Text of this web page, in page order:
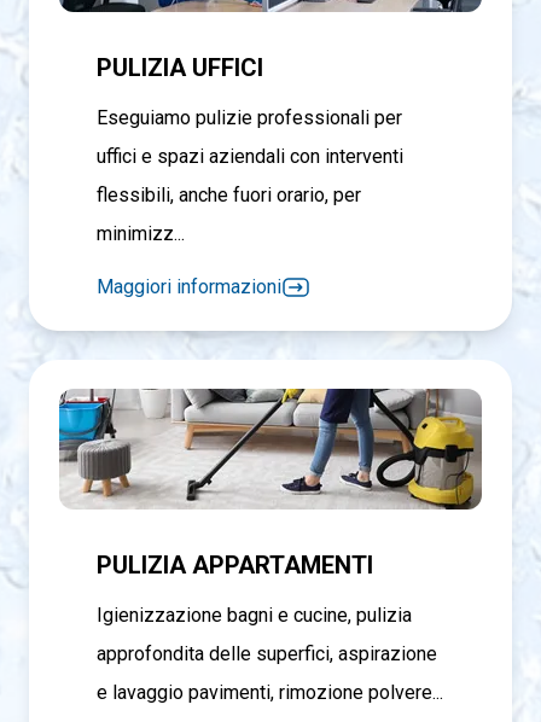
PULIZIA UFFICI
Eseguiamo pulizie professionali per
uffici e spazi aziendali con interventi
flessibili, anche fuori orario, per
minimizz...
Maggiori informazioni
PULIZIA APPARTAMENTI
Igienizzazione bagni e cucine, pulizia
approfondita delle superfici, aspirazione
e lavaggio pavimenti, rimozione polvere...